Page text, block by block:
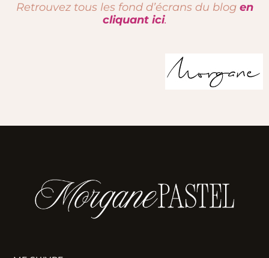
Retrouvez tous les fond d’écrans du blog en
cliquant ici.